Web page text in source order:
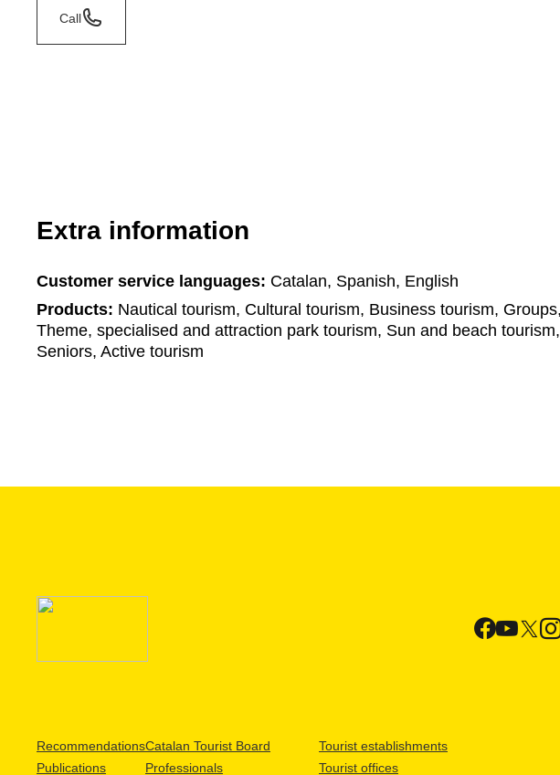
Call
Extra information
Customer service languages: Catalan, Spanish, English
Products: Nautical tourism, Cultural tourism, Business tourism, Groups,
Theme, specialised and attraction park tourism, Sun and beach tourism,
Seniors, Active tourism
Recommendations
Publications
Catalan Tourist Board
Professionals
Tourist establishments
Tourist offices